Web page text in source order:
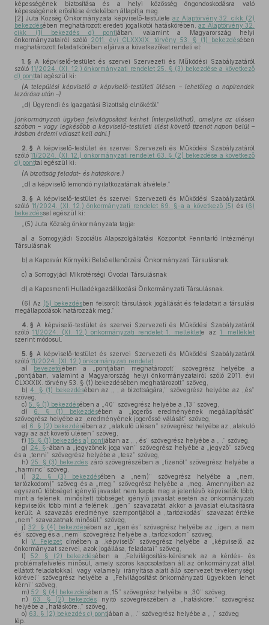
képességének biztosítása és a helyi közösség öngondoskodásra való
képességének erősítése érdekében állapítja meg.
[2] Juta Község Önkormányzata képviselő-testülete az Alaptörvény 32. cikk (2)
bekezdésében meghatározott eredeti jogalkotói hatáskörében,az Alaptörvény 32.
cikk (1) bekezdés d) pontjában, valamint a Magyarország helyi
önkormányzatairól szóló 2011. évi CLXXXIX. törvény 53. § (1) bekezdésében
meghatározott feladatkörében eljárva a következőket rendeli el:
1. § A képviselő-testület és szervei Szervezeti és Működési Szabályzatáról
szóló 11/2024. (XI. 12.) önkormányzati rendelet 25. § (3) bekezdése a következő
d) ponttal egészül ki:
(A települési képviselő a képviselő-testületi ülésen – lehetőleg a napirendek
lezárása után –)
„d) Ügyrendi és Igazgatási Bizottság elnökétől”
[önkormányzati ügyben felvilágosítást kérhet (interpellálhat), amelyre az ülésen
szóban – vagy legkésőbb a képviselő-testületi ülést követő tizenöt napon belül –
írásban érdemi választ kell adni.]
2. § A képviselő-testület és szervei Szervezeti és Működési Szabályzatáról
szóló11/2024. (XI. 12.) önkormányzati rendelet 63. § (2) bekezdése a következő
d) ponttal egészül ki:
(A bizottság feladat- és hatásköre:)
„d) a képviselő lemondó nyilatkozatának átvétele.”
3. § A képviselő-testület és szervei Szervezeti és Működési Szabályzatáról
szóló 11/2024. (XI. 12.) önkormányzati rendelet 69. §-a a következő (5) és (6)
bekezdéssel egészül ki:
„(5) Juta Község önkormányzata tagja:
a) a Somogyjádi Szociális Alapszolgáltatási Központot Fenntartó Intézményi
Társulásnak
b) a Kaposvár Környéki Belső ellenőrzési Önkormányzati Társulásnak
c) a Somogyjádi Mikrotérségi Óvodai Társulásnak
d) a Kaposmenti Hulladékgazdálkodási Önkormányzati Társulásnak.
(6) Az (5) bekezdésben felsorolt társulások jogállását és feladatait a társulási
megállapodások határozzák meg.”
4. § A képviselő-testület és szervei Szervezeti és Működési Szabályzatáról
szóló11/2024. (XI. 12.) önkormányzati rendelet 1. melléklete az 1. melléklet
szerint módosul.
5. § A képviselő-testület és szervei Szervezeti és Működési Szabályzatáról
szóló 11/2024. (XI. 12.) önkormányzati rendelet
a)
bevezetőjében a „pontjában meghatározott” szövegrész helyébe a
„pontjában, valamint a Magyarország helyi önkormányzatairól szóló 2011. évi
CLXXXIX. törvény 53. § (1) bekezdésében meghatározott” szöveg,
b) 4. § (1) bekezdésében az „ , a bizottságára,” szövegrész helyébe az „és”
szöveg,
c) 5. § (1) bekezdésében a „40” szövegrész helyébe a „13” szöveg,
d)
6. § (1) bekezdésében a „jogerős eredményének megállapítását”
szövegrész helyébe az „eredményének jogerőssé válását” szöveg,
e) 6. § (2) bekezdésében az „alakuló ülésen” szövegrész helyébe az „alakuló
vagy az azt követő ülésen” szöveg,
f) 15. § (1) bekezdés a) pontjában az „ , és” szövegrész helyébe a „ .” szöveg,
g) 24. §-ában a „jegyzőnek joga van” szövegrész helyébe a „jegyző” szöveg
és a „tenni” szövegrész helyébe a „tesz” szöveg,
h) 25. § (3) bekezdés záró szövegrészében a „tizenöt” szövegrész helyébe a
„harminc” szöveg,
i)
32. § (3) bekezdésében a „nem)” szövegrész helyébe a „nem,
tartózkodom)” szöveg és a „meg.” szövegrész helyébe a „meg. Amennyiben az
egyszerű többséget igénylő javaslat nem kapta meg a jelenlévő képviselők több,
mint a felének, minősített többséget igénylő javaslat esetén az önkormányzati
képviselők több mint a felének „igen” szavazatát, akkor a javaslat elutasításra
került. A szavazás eredménye szempontjából a „tartózkodás” szavazat értéke
„nem” szavazatnak minősül.” szöveg,
j) 32. § (4) bekezdésében az „igen és” szövegrész helyébe az „igen, a nem
és” szöveg és a „nem” szövegrész helyébe a „tartózkodom” szöveg,
k)
V. Fejezet címében a „képviselő” szövegrész helyébe a „képviselő, az
önkormányzat szervei, azok jogállása, feladatai” szöveg,
l)
52. § (2) bekezdésében a „Felvilágosítás-kérésnek az a kérdés- és
problémafelvetés minősül, amely szoros kapcsolatban áll az önkormányzat által
ellátott feladatokkal, vagy valamely irányítása alatt álló szervezet tevékenységi
körével” szövegrész helyébe a „Felvilágosítást önkormányzati ügyekben lehet
kérni” szöveg,
m) 52. § (4) bekezdésében a „15” szövegrész helyébe a „30” szöveg,
n)
63. § (2) bekezdés nyitó szövegrészében a „hatásköre:” szövegrész
helyébe a „hatásköre:,” szöveg,
o) 63. § (2) bekezdés c) pontjában a „ .” szövegrész helyébe a „ ,” szöveg
lép.